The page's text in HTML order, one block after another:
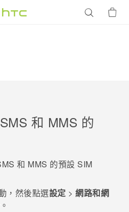
和 MMS 的
和 MMS 的預設 SIM
，然後點選設定 > 網路和網
。